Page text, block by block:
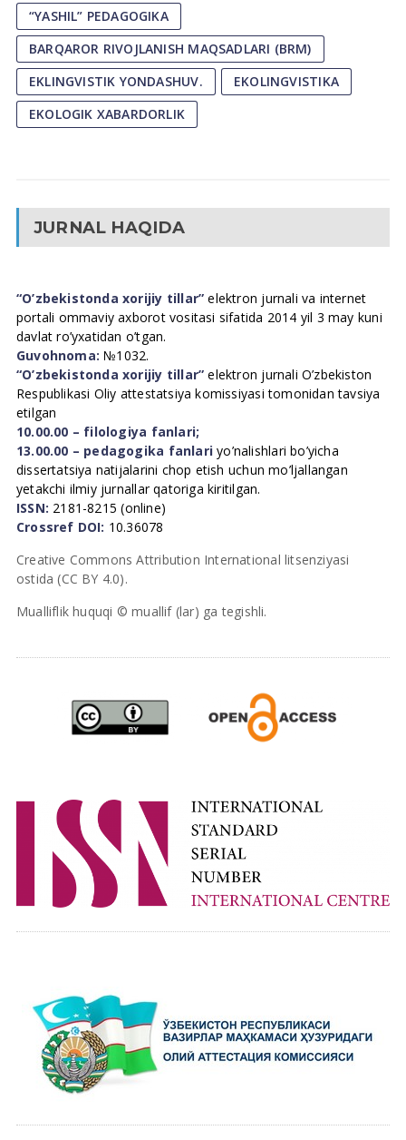
“YASHIL” PEDAGOGIKA
BARQAROR RIVOJLANISH MAQSADLARI (BRM)
EKLINGVISTIK YONDASHUV.
EKOLINGVISTIKA
EKOLOGIK XABARDORLIK
JURNAL HAQIDA
“O’zbekistonda xorijiy tillar” elektron jurnali va internet
portali ommaviy axborot vositasi sifatida 2014 yil 3 may kuni
davlat ro’yxatidan o’tgan.
Guvohnoma: №1032.
“O’zbekistonda xorijiy tillar” elektron jurnali O’zbekiston
Respublikasi Oliy attestatsiya komissiyasi tomonidan tavsiya
etilgan
10.00.00 – filologiya fanlari;
13.00.00 – pedagogika fanlari yo’nalishlari bo’yicha
dissertatsiya natijalarini chop etish uchun mo’ljallangan
yetakchi ilmiy jurnallar qatoriga kiritilgan.
ISSN: 2181-8215 (online)
Crossref DOI: 10.36078
Creative Commons Attribution International litsenziyasi
ostida (CC BY 4.0).
Mualliflik huquqi © muallif (lar) ga tegishli.